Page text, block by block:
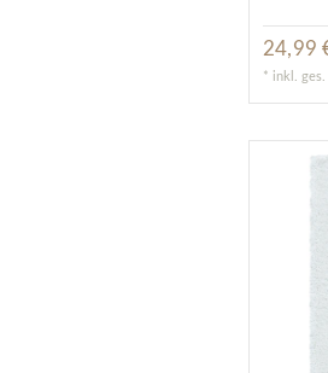
24,99
* inkl. ges.